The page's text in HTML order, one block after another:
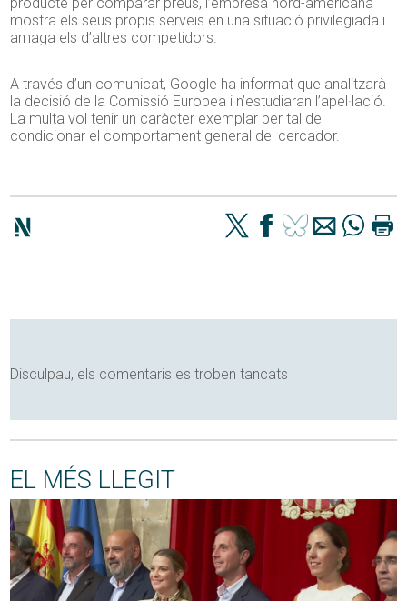
producte per comparar preus, l’empresa nord-americana
mostra els seus propis serveis en una situació privilegiada i
amaga els d’altres competidors.
A través d’un comunicat, Google ha informat que analitzarà
la decisió de la Comissió Europea i n’estudiaran l’apel·lació.
La multa vol tenir un caràcter exemplar per tal de
condicionar el comportament general del cercador.
Disculpau, els comentaris es troben tancats
EL MÉS LLEGIT